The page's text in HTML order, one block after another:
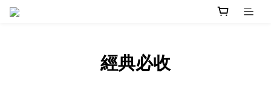
經典必收